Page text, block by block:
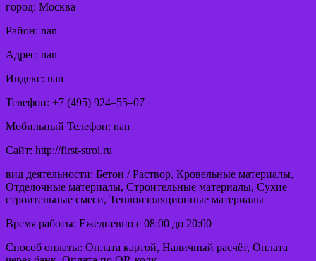
город: Москва
Район: nan
Адрес: nan
Индекс: nan
Телефон: +7 (495) 924‒55‒07
Мобильный Телефон: nan
Сайт: http://first-stroi.ru
вид деятельности: Бетон / Раствор, Кровельные материалы,
Отделочные материалы, Строительные материалы, Сухие
строительные смеси, Теплоизоляционные материалы
Время работы: Ежедневно с 08:00 до 20:00
Способ оплаты: Оплата картой, Наличный расчёт, Оплата